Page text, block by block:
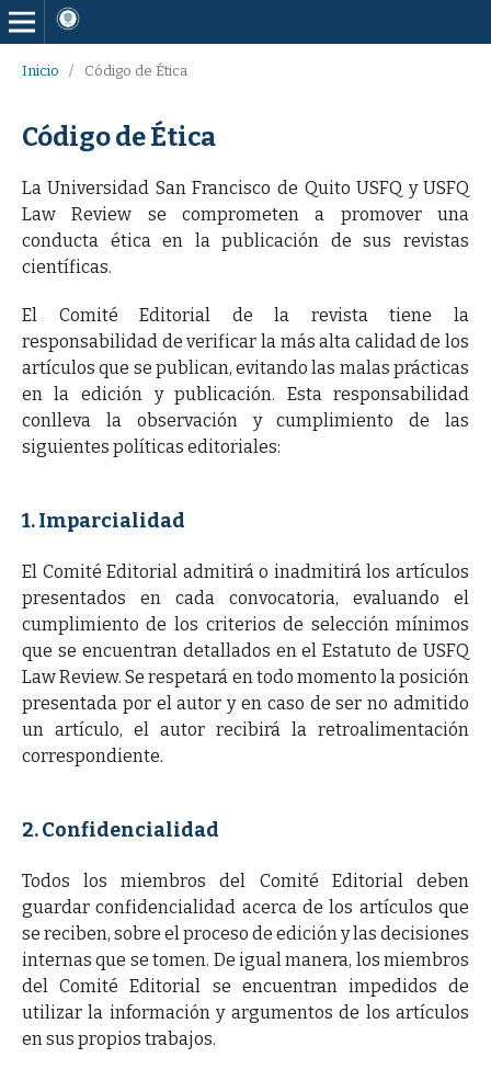
Inicio / Código de Ética
Código de Ética
La Universidad San Francisco de Quito USFQ y USFQ
Law Review se comprometen a promover una
conducta ética en la publicación de sus revistas
científicas.
El Comité Editorial de la revista tiene la
responsabilidad de verificar la más alta calidad de los
artículos que se publican, evitando las malas prácticas
en la edición y publicación. Esta responsabilidad
conlleva la observación y cumplimiento de las
siguientes políticas editoriales:
1. Imparcialidad
El Comité Editorial admitirá o inadmitirá los artículos
presentados en cada convocatoria, evaluando el
cumplimiento de los criterios de selección mínimos
que se encuentran detallados en el Estatuto de USFQ
Law Review. Se respetará en todo momento la posición
presentada por el autor y en caso de ser no admitido
un artículo, el autor recibirá la retroalimentación
correspondiente.
2. Confidencialidad
Todos los miembros del Comité Editorial deben
guardar confidencialidad acerca de los artículos que
se reciben, sobre el proceso de edición y las decisiones
internas que se tomen. De igual manera, los miembros
del Comité Editorial se encuentran impedidos de
utilizar la información y argumentos de los artículos
en sus propios trabajos.